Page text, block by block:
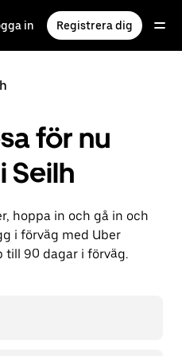
in Registrera dig
för nu
Seilh
hoppa in och gå in och
i förväg med Uber
till 90 dagar i förväg.